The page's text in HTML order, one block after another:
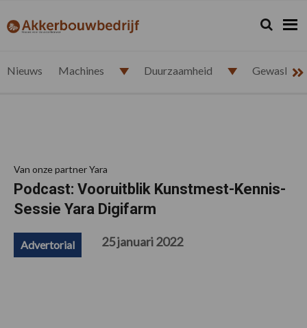
de
de
de
de
akkerbouwbedrijf.nl Zoeken...
Zoek
Nieuws Machines Duurzaamheid
Van onze partner Yara
Podcast: Vooruitblik Kunstmest-Kennis-
Sessie Yara Digifarm
Advertorial 25 januari 2022